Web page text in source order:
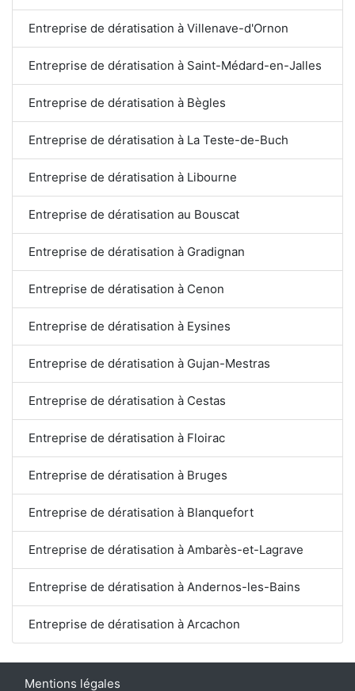
Entreprise de dératisation à Villenave-d'Ornon
Entreprise de dératisation à Saint-Médard-en-Jalles
Entreprise de dératisation à Bègles
Entreprise de dératisation à La Teste-de-Buch
Entreprise de dératisation à Libourne
Entreprise de dératisation au Bouscat
Entreprise de dératisation à Gradignan
Entreprise de dératisation à Cenon
Entreprise de dératisation à Eysines
Entreprise de dératisation à Gujan-Mestras
Entreprise de dératisation à Cestas
Entreprise de dératisation à Floirac
Entreprise de dératisation à Bruges
Entreprise de dératisation à Blanquefort
Entreprise de dératisation à Ambarès-et-Lagrave
Entreprise de dératisation à Andernos-les-Bains
Entreprise de dératisation à Arcachon
Mentions légales